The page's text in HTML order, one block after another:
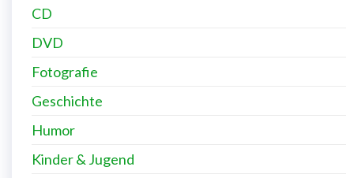
CD
DVD
Fotografie
Geschichte
Humor
Kinder & Jugend